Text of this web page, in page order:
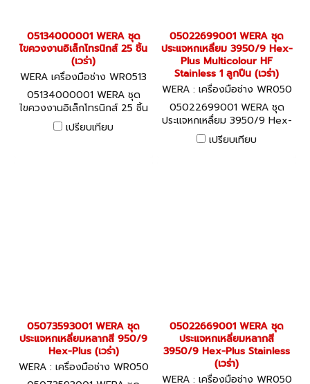
05134000001 WERA ชุด
ไขควงงานอิเล็กโทรนิกส์ 25 ชิ้น
(เวร่า)
WERA เครื่องมือช่าง WR0513
4000001
05134000001 WERA ชุด
ไขควงงานอิเล็กโทรนิกส์ 25 ชิ้น
(เวร่า)
เปรียบเทียบ
05022699001 WERA ชุด
ประแจหกเหลื่ยม 3950/9 Hex-
Plus Multicolour HF
Stainless 1 ลูกปืน (เวร่า)
WERA : เครื่องมือช่าง WR050
22699001
05022699001 WERA ชุด
ประแจหกเหลื่ยม 3950/9 Hex-
Plus Multicolour HF
Stainless 1 ลูกปืน (เวร่า)
เปรียบเทียบ
05073593001 WERA ชุด
ประแจหกเหลี่ยมหลากสี 950/9
Hex-Plus (เวร่า)
WERA : เครื่องมือช่าง WR050
73593001
05022669001 WERA ชุด
ประแจหกเหลี่ยมหลากสี
3950/9 Hex-Plus Stainless
(เวร่า)
WERA : เครื่องมือช่าง WR050